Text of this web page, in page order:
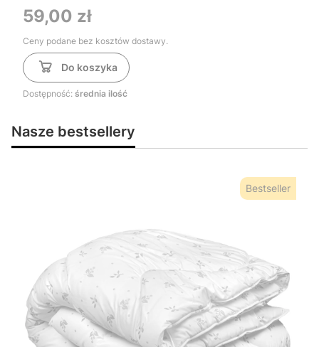
Cena
59,00 zł
Ceny podane bez kosztów dostawy.
Do koszyka
Dostępność: średnia ilość
Nasze bestsellery
Bestseller